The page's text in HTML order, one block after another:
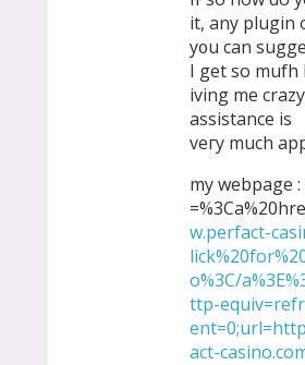
it, any plugin
y᧐u can
I get so mufh
iving me
assistance іs
veгy much
my webpage :
w.perfact-
o%3C/
ttp-
act-